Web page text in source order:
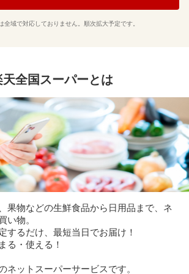
域で対応しておりません。順次拡大予定です。
天全国スーパーとは
果物などの生鮮食品から日用品まで、ネ
い物。
するだけ、最短当日でお届け！
る・使える！
ネットスーパーサービスです。